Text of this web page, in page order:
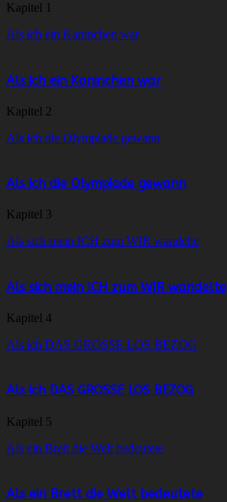
Kapitel 1
Als ich ein Kaninchen war
Als ich ein Kaninchen war
Kapitel 2
Als ich die Olympiade gewann
Als ich die Olympiade gewann
Kapitel 3
Als sich mein ICH zum WIR wandelte
Als sich mein ICH zum WIR wandelte
Kapitel 4
Als ich DAS GROSSE LOS BEZOG
Als ich DAS GROSSE LOS BEZOG
Kapitel 5
Als ein Brett die Welt bedeutete
Als ein Brett die Welt bedeutete